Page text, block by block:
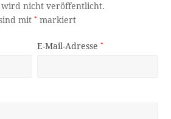
wird nicht veröffentlicht.
mit* markiert
E-Mail-Adresse*